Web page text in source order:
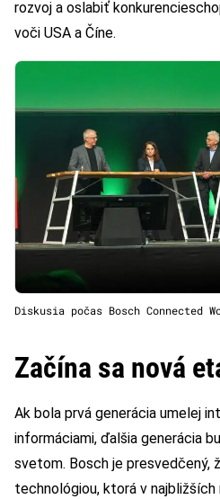
rozvoj a oslabiť
voči USA a Číne.
Diskusia počas Bosch Connected
Začína sa nová
Ak bola prvá generácia umelej
informáciami, ďalšia generácia
svetom. Bosch je presvedčený,
technológiou, ktorá v